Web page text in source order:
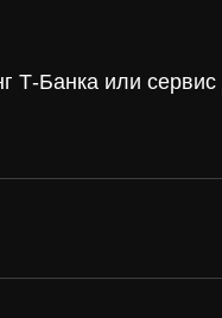
Т-Банка или